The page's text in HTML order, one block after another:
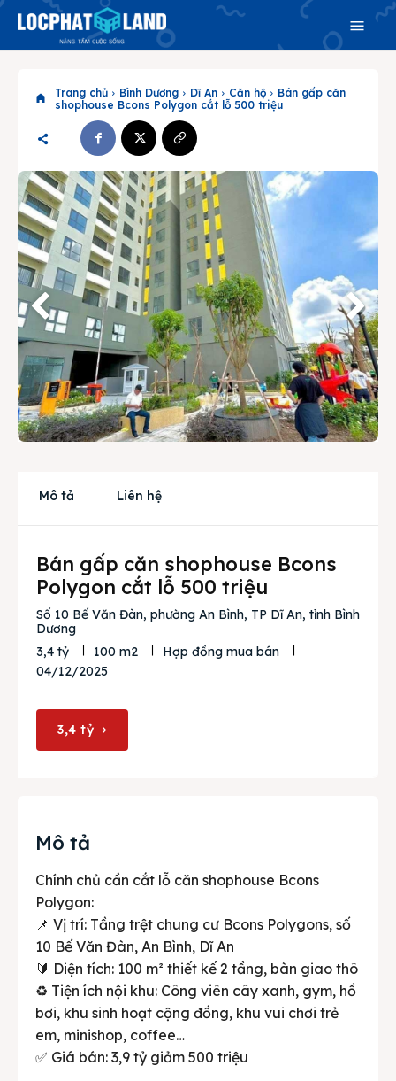
Search
Search
Phiên bản cập nhật V3
& tìm kiếm nhanh chóng hơn
Trang chủ
Dự án
Mua bán
Cho thuê
Liên hệ
Search
Trang chủ Bình Dương Dĩ An Căn hộ
Bán gấp căn
shophouse Bcons Polygon cắt lỗ 500 triệu
Mô tả Liên hệ
Bán gấp căn shophouse Bcons
Polygon cắt lỗ 500 triệu
Số 10 Bế Văn Đàn, phường An Bình, TP Dĩ An, tỉnh Bình
Dương
3,4 tỷ
100 m2
Hợp đồng mua bán
04/12/2025
3,4 tỷ
Mô tả
Chính chủ cần cắt lỗ căn shophouse Bcons
Polygon:
📌 Vị trí: Tầng trệt chung cư Bcons Polygons, số
10 Bế Văn Đàn, An Bình, Dĩ An
🔰 Diện tích: 100 m² thiết kế 2 tầng, bàn giao thô
♻️ Tiện ích nội khu: Công viên cây xanh, gym, hồ
bơi, khu sinh hoạt cộng đồng, khu vui chơi trẻ
em, minishop, coffee…
✅ Giá bán: 3,9 tỷ giảm 500 triệu